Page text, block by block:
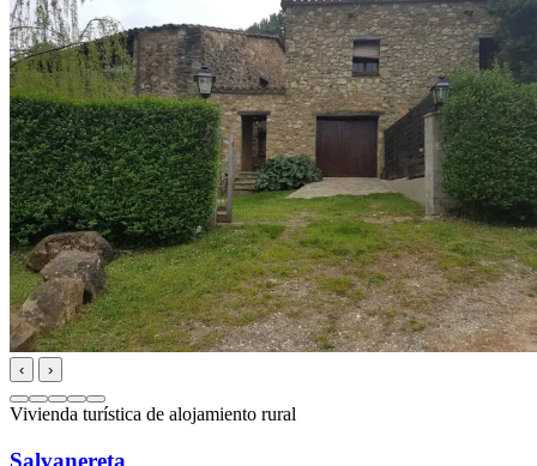
‹ ›
Vivienda turística de alojamiento rural
Salvanereta